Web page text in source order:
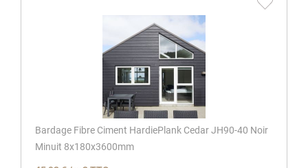
Bardage Fibre Ciment HardiePlank Cedar JH90-40 Noir
Minuit 8x180x3600mm